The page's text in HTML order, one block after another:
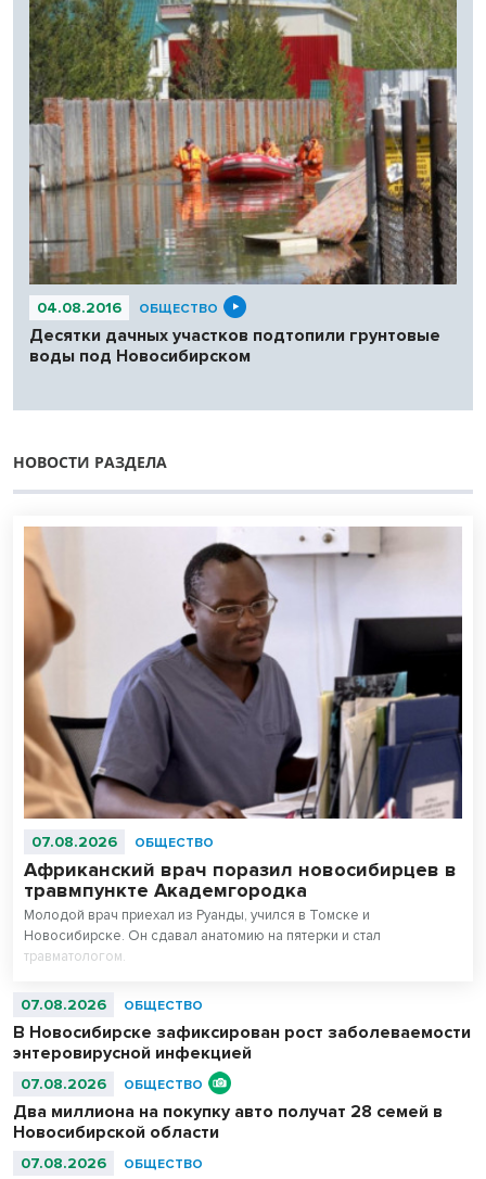
04.08.2016 ОБЩЕСТВО
Десятки дачных участков подтопили грунтовые
воды под Новосибирском
НОВОСТИ РАЗДЕЛА
07.08.2026 ОБЩЕСТВО
Африканский врач поразил новосибирцев в
травмпункте Академгородка
Молодой врач приехал из Руанды, учился в Томске и
Новосибирске. Он сдавал анатомию на пятерки и стал
травматологом.
07.08.2026 ОБЩЕСТВО
В Новосибирске зафиксирован рост заболеваемости
энтеровирусной инфекцией
07.08.2026 ОБЩЕСТВО
Два миллиона на покупку авто получат 28 семей в
Новосибирской области
07.08.2026 ОБЩЕСТВО